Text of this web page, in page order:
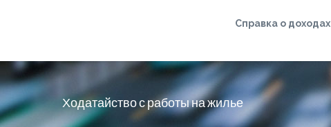
Справка о доходах
Ходатайство с работы на жилье